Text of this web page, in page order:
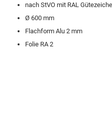
nach StVO mit RAL
Ø 600 mm
Flachform Alu 2 mm
Folie RA 2